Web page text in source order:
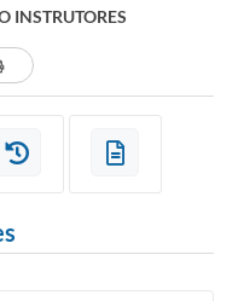
INSTRUTORES